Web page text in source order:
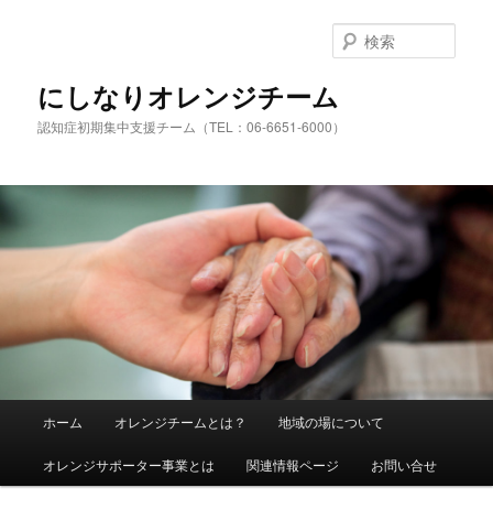
にしなりオレンジチーム
認知症初期集中支援チーム（TEL：06-6651-6000）
索
メ
イ
サ
ブ
ホーム オレンジチームとは？ 地域の場について
オレンジサポーター事業とは 関連情報ページ お問い合せ